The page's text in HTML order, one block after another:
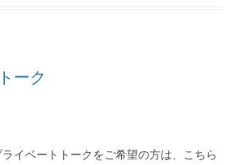
ーク
イベートトークをご希望の方は、こちら